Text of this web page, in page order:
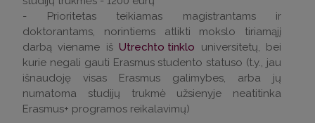
- Prioritetas teikiamas magistrantams ir
doktorantams, norintiems atlikti mokslo tiriamąjį
darbą viename išUtrechto tinklo universitetų, bei
kurie negali gauti Erasmus studento statuso (t.y., jau
išnaudoję visas Erasmus galimybes, arba jų
numatoma studijų trukmė užsienyje neatitinka
Erasmus+ programos reikalavimų)